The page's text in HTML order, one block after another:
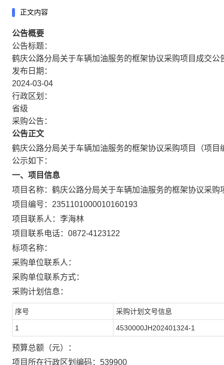
正文内容
公告概要
公告标题：
鹤庆公路分局关于车辆加油服务的框架协议采购项目成交公
发布日期：
2024-03-04
行政区划：
省级
采购公告：
公告正文
鹤庆公路分局关于车辆加油服务的框架协议采购项目
（项目
公示如下：
一、项目信息
项目名称： 鹤庆公路分局关于车辆加油服务的框架协议采购
项目编号： 2351101000010160193
项目联系人： 李海林
项目联系电话： 0872-4123122
标项名称：
采购单位联系人：
采购单位联系方式：
采购计划信息：
序号 采购计划文号信息
1 4530000JH202401324-1
预算总额（元）：
项目所在行政区划编码： 539900